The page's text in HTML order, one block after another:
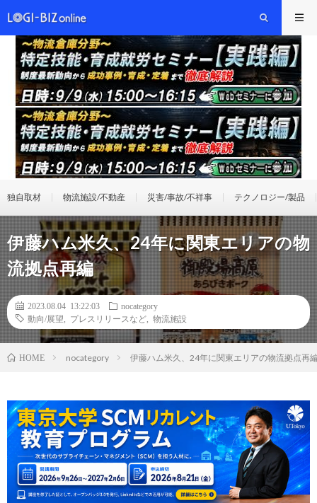
独自取材 物流施設/不動産 災害/事故/不祥事 テクノロジー/製品
伊藤ハム米久、24年に関東エリアの物
流拠点再編
2023.08.04 13:22:03
nocategory
動向/展望
プレスリリースなど 物流施設
HOME nocategory 伊藤ハム米久、24年に関東エリアの物流拠点再